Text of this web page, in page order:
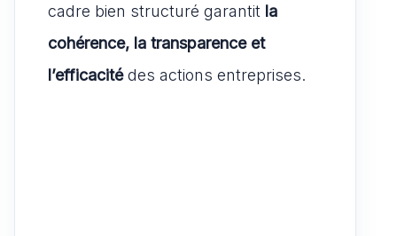
cadre bien structuré garantit la
cohérence, la transparence et
l’efficacitédes actions entreprises.